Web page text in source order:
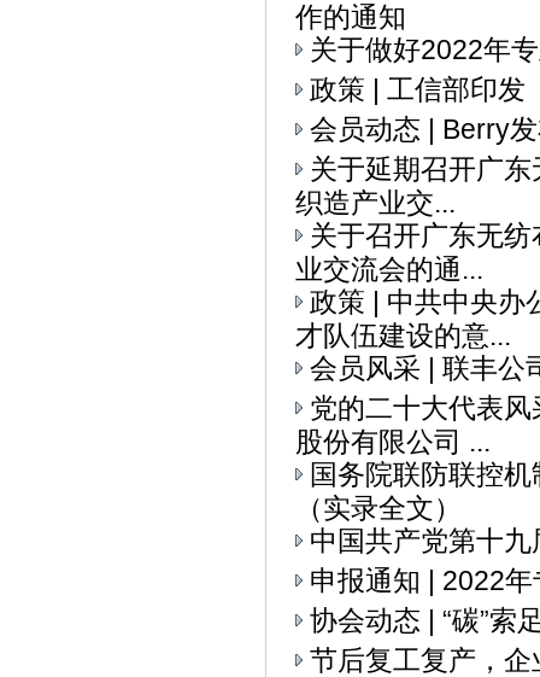
作的通知
关于做好2022年
政策 | 工信部印发
会员动态 | Berry
关于延期召开广东
织造产业交...
关于召开广东无纺
业交流会的通...
政策 | 中共中央办
才队伍建设的意...
会员风采 | 联丰公
党的二十大代表
股份有限公司 ...
国务院联防联控
（实录全文）
中国共产党第十
申报通知 | 2022
协会动态 | “碳”
节后复工复产，